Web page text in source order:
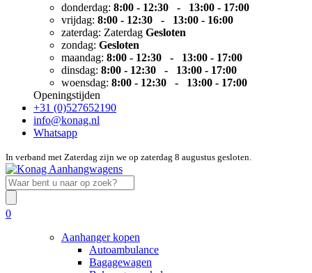
donderdag: 8:00 - 12:30 - 13:00 - 17:00
vrijdag: 8:00 - 12:30 - 13:00 - 16:00
zaterdag: Zaterdag Gesloten
zondag: Gesloten
maandag: 8:00 - 12:30 - 13:00 - 17:00
dinsdag: 8:00 - 12:30 - 13:00 - 17:00
woensdag: 8:00 - 12:30 - 13:00 - 17:00
Openingstijden
+31 (0)527652190
info@konag.nl
Whatsapp
In verband met Zaterdag zijn we op zaterdag 8 augustus gesloten.
0
Aanhanger kopen
Autoambulance
Bagagewagen